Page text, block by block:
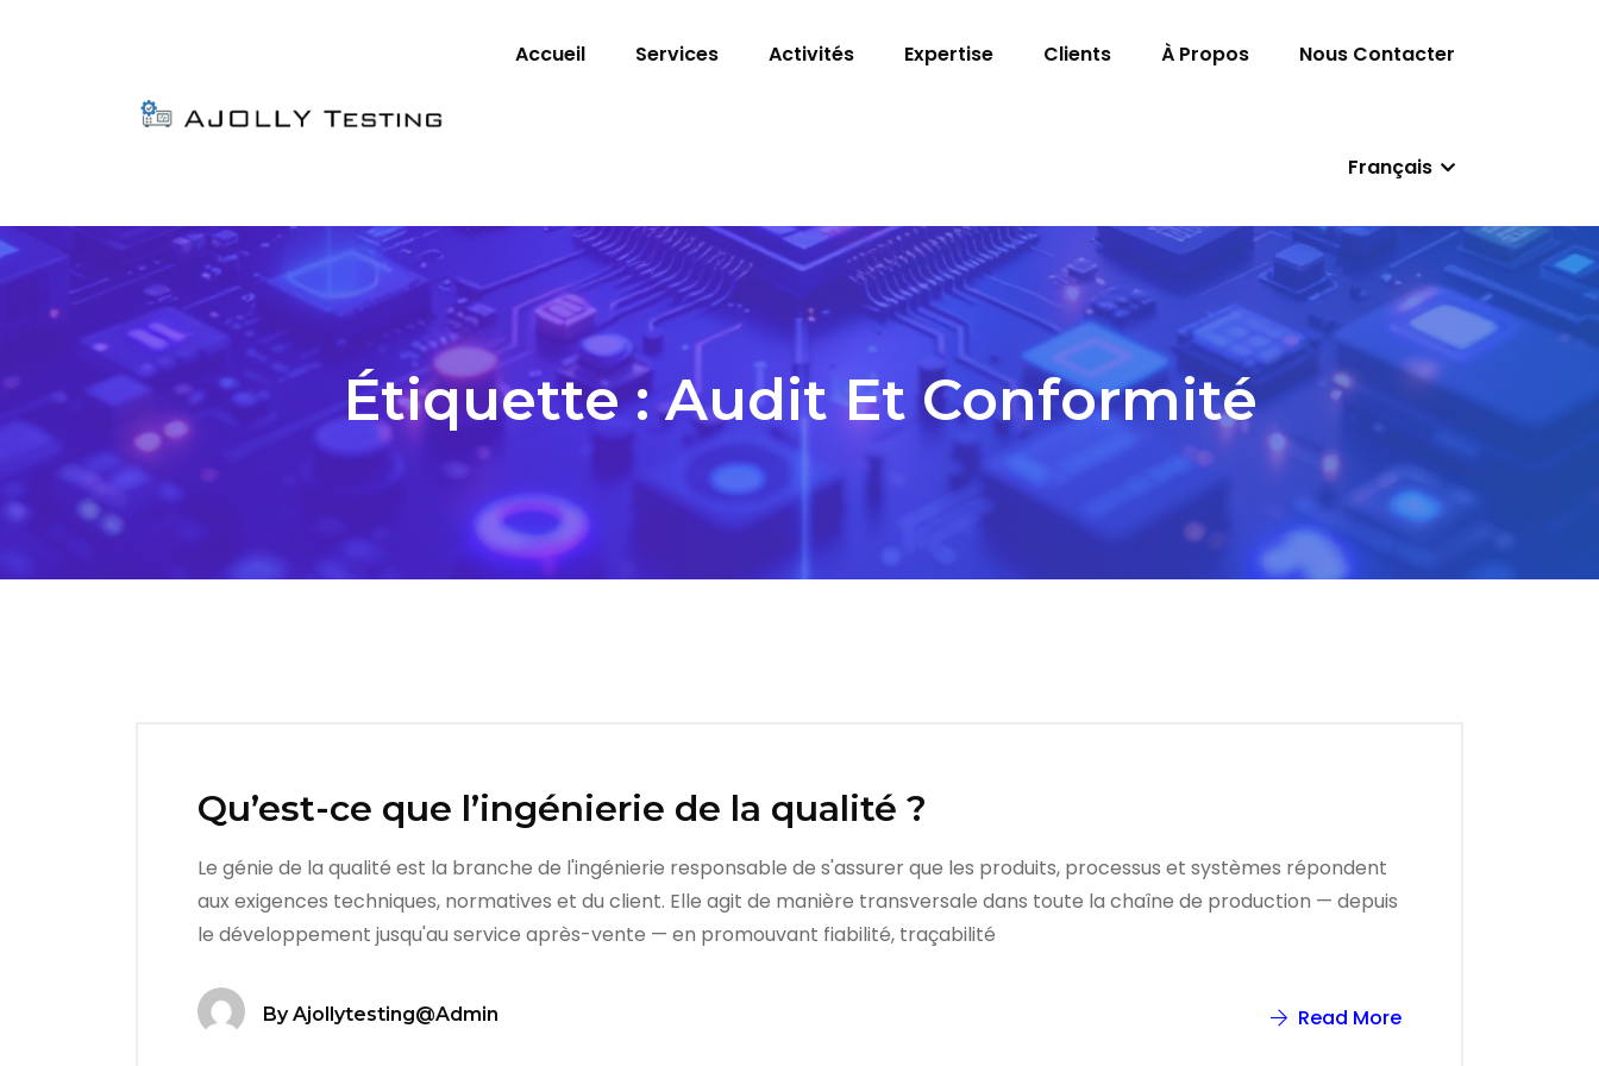
Accueil Services Activités Expertise Clients À Propos Nous Contacter
Français
Étiquette :Audit Et Conformité
Qu’est-ce que l’ingénierie de la qualité ?
Le génie de la qualité est la branche de l'ingénierie responsable de s'assurer que les produits, processus et systèmes répondent
aux exigences techniques, normatives et du client. Elle agit de manière transversale dans toute la chaîne de production — depuis
le développement jusqu'au service après-vente — en promouvant fiabilité, traçabilité
ByAjollytesting@admin Read More